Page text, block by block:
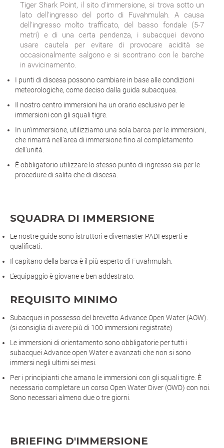
Tiger Shark Point, il sito d'immersione, si trova sotto un
lato dell'ingresso del porto di Fuvahmulah. A causa
dell'ingresso molto trafficato, del basso fondale (5-7
metri) e di una certa pendenza, i subacquei devono
usare cautela per evitare di provocare acidità se
occasionalmente salgono e si scontrano con le barche
in avvicinamento.
I punti di discesa possono cambiare in base alle condizioni
meteorologiche, come deciso dalla guida subacquea.
Il nostro centro immersioni ha un orario esclusivo per le
immersioni con gli squali tigre.
In un'immersione, utilizziamo una sola barca per le immersioni,
che rimarrà nell'area di immersione fino al completamento
dell'unità.
È obbligatorio utilizzare lo stesso punto di ingresso sia per le
procedure di salita che di discesa.
SQUADRA DI IMMERSIONE
Le nostre guide sono istruttori e divemaster PADI esperti e
qualificati.
Il capitano della barca è il più esperto di Fuvahmulah.
L'equipaggio è giovane e ben addestrato.
REQUISITO MINIMO
Subacquei in possesso del brevetto Advance Open Water (AOW).
(si consiglia di avere più di 100 immersioni registrate)
Le immersioni di orientamento sono obbligatorie per tutti i
subacquei Advance open Water e avanzati che non si sono
immersi negli ultimi sei mesi.
Per i principianti che amano le immersioni con gli squali tigre. È
necessario completare un corso Open Water Diver (OWD) con noi.
Sono necessari almeno due o tre giorni.
BRIEFING D'IMMERSIONE